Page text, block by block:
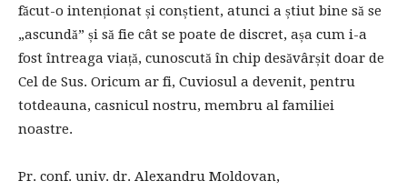
făcut-o intenționat și conștient, atunci a știut bine să se
„ascundă” și să fie cât se poate de discret, așa cum i-a
fost întreaga viață, cunoscută în chip desăvârșit doar de
Cel de Sus. Oricum ar fi, Cuviosul a devenit, pentru
totdeauna, casnicul nostru, membru al familiei
noastre.
Pr. conf. univ. dr. Alexandru Moldovan,